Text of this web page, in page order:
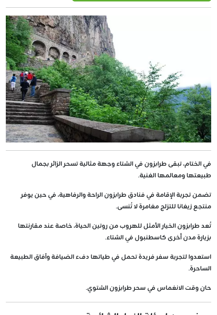
في الختام، تبقى طرابزون في الشتاء وجهة مثالية تسحر الزائر بجمال
طبيعتها ومعالمها الغنية.
تضمن تجربة الإقامة في فنادق طرابزون الراحة والرفاهية، في حين يوفر
منتجع زيغانا للتزلج مغامرة لا تُنسى.
تُعد طرابزون الخيار الأمثل للهروب من روتين الحياة، خاصة عند مقارنتها
بزيارة مدن أخرى كاسطنبول في الشتاء.
استعدوا لتجربة سفر فريدة تحمل في طياتها دفء الضيافة وآفاق الطبيعة
الساحرة.
حان وقت الانغماس في سحر طرابزون الشتوي.